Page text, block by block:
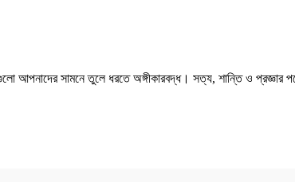
আপনাদের সামনে তুলে ধরতে অঙ্গীকারবদ্ধ। সত্য, শান্তি ও প্রজ্ঞার